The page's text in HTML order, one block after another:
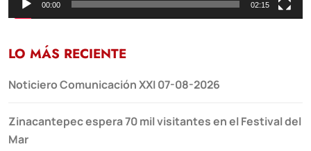
00:00 02:15
LO MÁS RECIENTE
Noticiero Comunicación XXI 07-08-2026
Zinacantepec espera 70 mil visitantes en el Festival del
Mar